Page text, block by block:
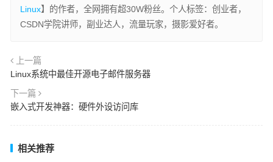
Linux】的作者，全网拥有超30W粉丝。个人标签：创业者，
CSDN学院讲师，副业达人，流量玩家，摄影爱好者。
上一篇
Linux系统中最佳开源电子邮件服务器
下一篇
嵌入式开发神器：硬件外设访问库
相关推荐